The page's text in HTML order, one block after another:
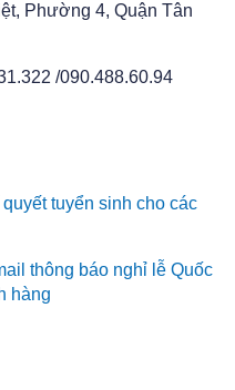
Phường 4, Quận Tân
/090.488.60.94
tuyển sinh cho các
thông báo nghỉ lễ Quốc
hàng